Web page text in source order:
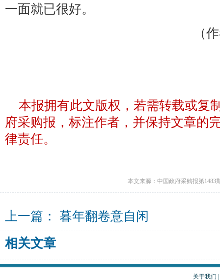
一面就已很好。
（
本报拥有此文版权，若需转载或复
府采购报，标注作者，并保持文章的
律责任。
本文来源：中国政府采购报第1483
上一篇： 暮年翻卷意自闲
相关文章
关于我们